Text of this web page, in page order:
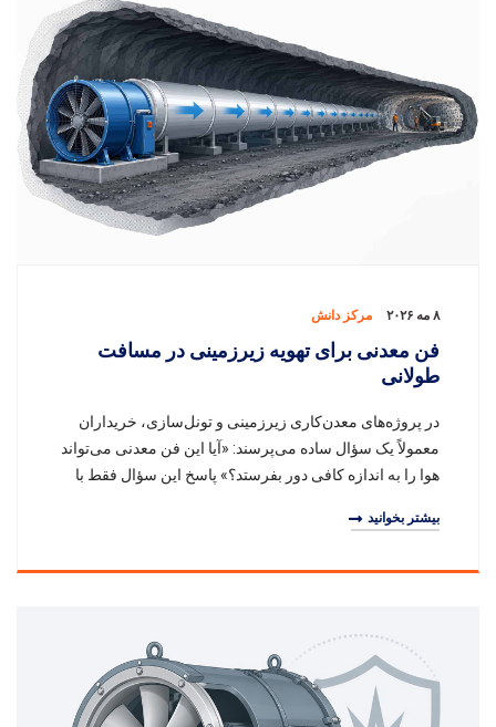
۸ مه ۲۰۲۶ مرکز دانش
فن معدنی برای تهویه زیرزمینی در مسافت
طولانی
در پروژه‌های معدن‌کاری زیرزمینی و تونل‌سازی، خریداران
معمولاً یک سؤال ساده می‌پرسند: «آیا این فن معدنی می‌تواند
هوا را به اندازه کافی دور بفرستد؟» پاسخ این سؤال فقط با
بیشتر بخوانید